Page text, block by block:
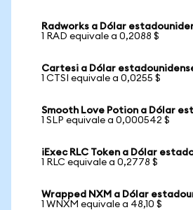
Radworks a Dólar
1 RAD equivale a 0,2088 $
Cartesi a Dólar
1 CTSI equivale a 0,0255 $
Smooth Love Potion a Dólar
1 SLP equivale a 0,000542 $
iExec RLC Token a Dólar
1 RLC equivale a 0,2778 $
Wrapped NXM a Dólar
1 WNXM equivale a 48,10 $